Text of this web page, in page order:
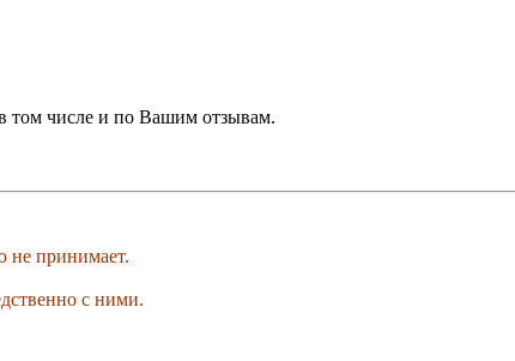
том числе и по Вашим отзывам.
не принимает.
с ними.